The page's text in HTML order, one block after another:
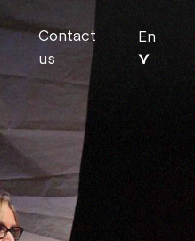
Contact
us
En
⋎